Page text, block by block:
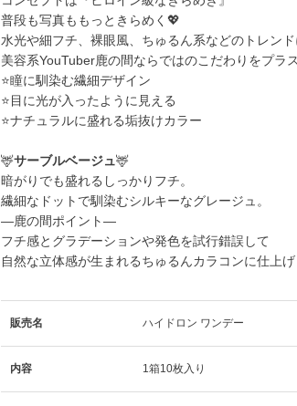
普段も写真ももっときらめく💖
水光や細フチ、裸眼風、ちゅるん系などのトレンド
美容系YouTuber鹿の間ならではのこだわりをプラ
⭐瞳に馴染む繊細デザイン
⭐目に光が入ったように見える
⭐ナチュラルに盛れる垢抜けカラー
🦌サーブルベージュ🦌
暗がりでも盛れるしっかりフチ。
繊細なドットで馴染むシルキーなグレージュ。
―鹿の間ポイント―
フチ感とグラデーションや発色を試行錯誤して
自然な立体感が生まれるちゅるんカラコンに仕上
販売名 ハイドロン ワンデー
内容 1箱10枚入り